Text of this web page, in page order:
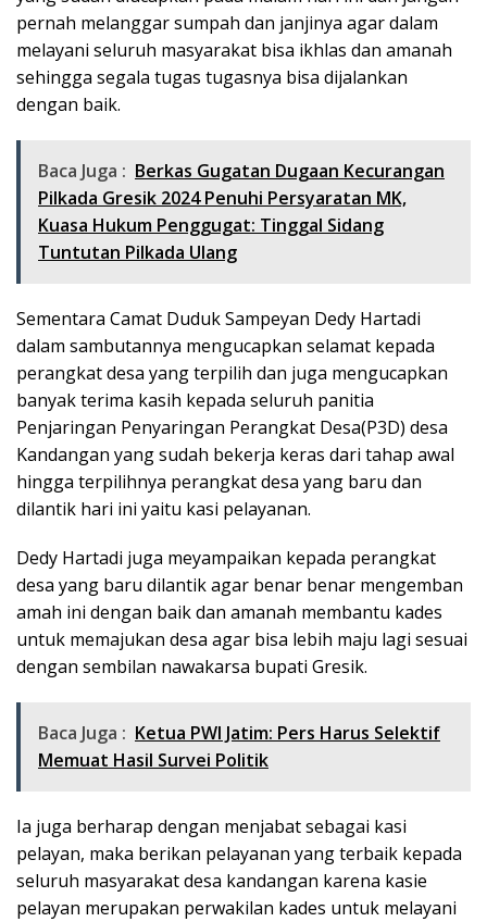
pernah melanggar sumpah dan janjinya agar dalam
melayani seluruh masyarakat bisa ikhlas dan amanah
sehingga segala tugas tugasnya bisa dijalankan
dengan baik.
Baca Juga : Berkas Gugatan Dugaan Kecurangan
Pilkada Gresik 2024 Penuhi Persyaratan MK,
Kuasa Hukum Penggugat: Tinggal Sidang
Tuntutan Pilkada Ulang
Sementara Camat Duduk Sampeyan Dedy Hartadi
dalam sambutannya mengucapkan selamat kepada
perangkat desa yang terpilih dan juga mengucapkan
banyak terima kasih kepada seluruh panitia
Penjaringan Penyaringan Perangkat Desa(P3D) desa
Kandangan yang sudah bekerja keras dari tahap awal
hingga terpilihnya perangkat desa yang baru dan
dilantik hari ini yaitu kasi pelayanan.
Dedy Hartadi juga meyampaikan kepada perangkat
desa yang baru dilantik agar benar benar mengemban
amah ini dengan baik dan amanah membantu kades
untuk memajukan desa agar bisa lebih maju lagi sesuai
dengan sembilan nawakarsa bupati Gresik.
Baca Juga : Ketua PWI Jatim: Pers Harus Selektif
Memuat Hasil Survei Politik
Ia juga berharap dengan menjabat sebagai kasi
pelayan, maka berikan pelayanan yang terbaik kepada
seluruh masyarakat desa kandangan karena kasie
pelayan merupakan perwakilan kades untuk melayani